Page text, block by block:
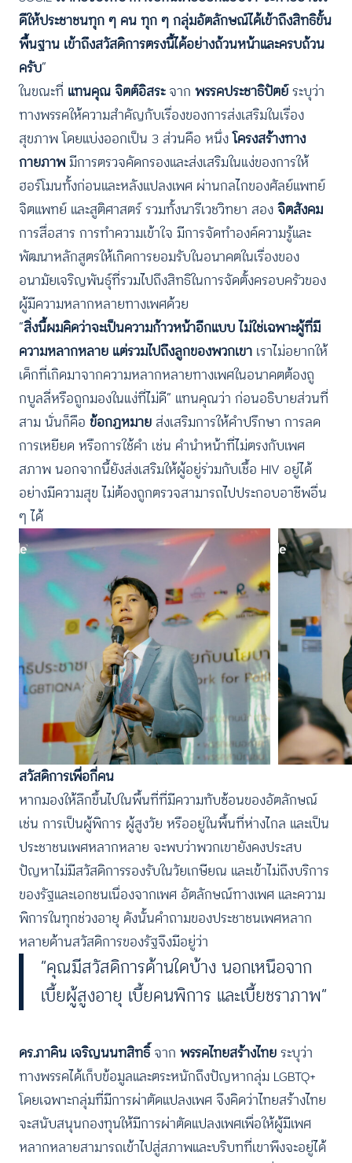
ดีให้ประชาชนทุก ๆ คน ทุก ๆ กลุ่มอัตลักษณ์ได้เข้าถึงสิทธิขั้น
พื้นฐาน เข้าถึงสวัสดิการตรงนี้ได้อย่างถ้วนหน้าและครบถ้วน
ครับ”
ในขณะที่ แทนคุณ จิตต์อิสระจาก พรรคประชาธิปัตย์ระบุว่า
ทางพรรคให้ความสำคัญกับเรื่องของการส่งเสริมในเรื่อง
สุขภาพ โดยแบ่งออกเป็น 3 ส่วนคือ หนึ่งโครงสร้างทาง
กายภาพมีการตรวจคัดกรองและส่งเสริมในแง่ของการให้
ฮอร์โมนทั้งก่อนและหลังแปลงเพศ ผ่านกลไกของศัลย์แพทย์
จิตแพทย์ และสูติศาสตร์ รวมทั้งนารีเวชวิทยา สองจิตสังคม
การสื่อสาร การทำความเข้าใจ มีการจัดทำองค์ความรู้และ
พัฒนาหลักสูตรให้เกิดการยอมรับในอนาคตในเรื่องของ
อนามัยเจริญพันธุ์ที่รวมไปถึงสิทธิในการจัดตั้งครอบครัวของ
ผู้มีความหลากหลายทางเพศด้วย
“สิ่งนี้ผมคิดว่าจะเป็นความก้าวหน้าอีกแบบ ไม่ใช่เฉพาะผู้ที่มี
ความหลากหลาย แต่รวมไปถึงลูกของพวกเขา เราไม่อยากให้
เด็กที่เกิดมาจากความหลากหลายทางเพศในอนาคตต้องถู
กบูลลี่หรือถูกมองในแง่ที่ไม่ดี” แทนคุณว่า ก่อนอธิบายส่วนที่
สาม นั่นก็คือ ข้อกฏหมาย ส่งเสริมการให้คำปรึกษา การลด
การเหยียด หรือการใช้คำ เช่น คำนำหน้าที่ไม่ตรงกับเพศ
สภาพ นอกจากนี้ยังส่งเสริมให้ผู้อยู่ร่วมกับเชื้อ HIV อยู่ได้
อย่างมีความสุข ไม่ต้องถูกตรวจสามารถไปประกอบอาชีพอื่น
ๆ ได้
สวัสดิการเพื่อกี่คน
หากมองให้ลึกขึ้นไปในพื้นที่ที่มีความทับซ้อนของอัตลักษณ์
เช่น การเป็นผู้พิการ ผู้สูงวัย หรืออยู่ในพื้นที่ห่างไกล และเป็น
ประชาชนเพศหลากหลาย จะพบว่าพวกเขายังคงประสบ
ปัญหาไม่มีสวัสดิการรองรับในวัยเกษียณ และเข้าไม่ถึงบริการ
ของรัฐและเอกชนเนื่องจากเพศ อัตลักษณ์ทางเพศ และความ
พิการในทุกช่วงอายุ ดังนั้นคำถามของประชาชนเพศหลาก
หลายด้านสวัสดิการของรัฐจึงมีอยู่ว่า
“คุณมีสวัสดิการด้านใดบ้าง นอกเหนือจาก
เบี้ยผู้สูงอายุ เบี้ยคนพิการ และเบี้ยชราภาพ”
ดร.ภาคิน เจริญนนทสิทธิ์จาก พรรคไทยสร้างไทยระบุว่า
ทางพรรคได้เก็บข้อมูลและตระหนักถึงปัญหากลุ่ม LGBTQ+
โดยเฉพาะกลุ่มที่มีการผ่าตัดแปลงเพศ จึงคิดว่าไทยสร้างไทย
จะสนับสนุนกองทุนให้มีการผ่าตัดแปลงเพศเพื่อให้ผู้มีเพศ
หลากหลายสามารถเข้าไปสู่สภาพและบริบทที่เขาพึงจะอยู่ได้